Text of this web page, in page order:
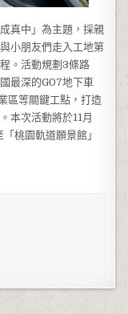
真中」為主題，採親
小朋友們走入工地第
。活動規劃3條路
最深的G07地下車
區等關鍵工點，打造
本次活動將於11月
桃園軌道願景館」